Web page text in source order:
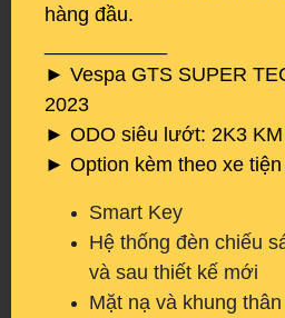
hàng đầu.
► Vespa GTS SUPER
2023
► ODO siêu lướt: 2K3
► Option kèm theo xe
Smart Key
Hệ thống đèn chiếu
và sau thiết kế mới
Mặt nạ và khung